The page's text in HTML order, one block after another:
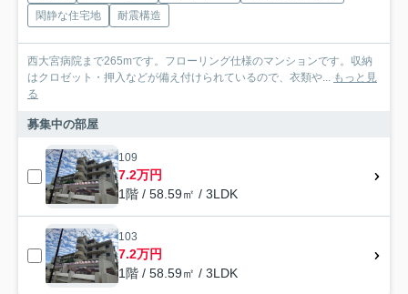
閑静な住宅地
耐震構造
西大宮病院まで265mです。フローリング仕様のマンションです。収納
はクロゼット・押入などが備え付けられているので、衣類や... もっと見
る
募集中の部屋
109
7.2万円
1階 / 58.59㎡ / 3LDK
103
7.2万円
1階 / 58.59㎡ / 3LDK